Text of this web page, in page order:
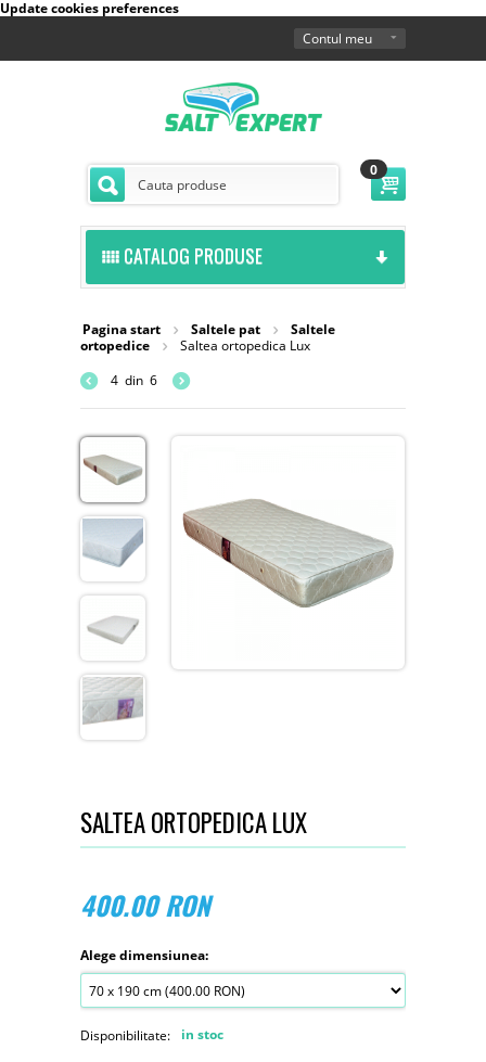
Update cookies preferences
Contul meu
0
CATALOG PRODUSE
Pagina start Saltele pat
Saltele
ortopedice
Saltea ortopedica Lux
4 din 6
SALTEA ORTOPEDICA LUX
400.00 RON
Alege dimensiunea:
Disponibilitate: in stoc